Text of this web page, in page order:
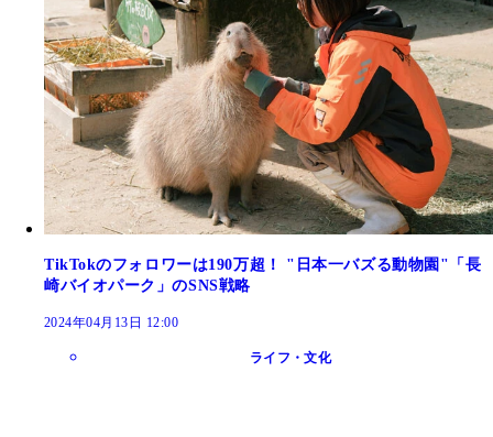
TikTokのフォロワーは190万超！ "日本一バズる動物園"「長
崎バイオパーク」のSNS戦略
2024年04月13日 12:00
ライフ・文化